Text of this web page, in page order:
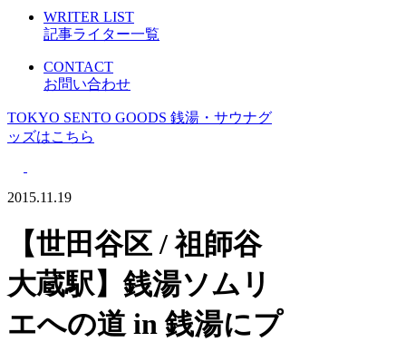
WRITER LIST
記事ライター一覧
CONTACT
お問い合わせ
TOKYO SENTO GOODS 銭湯・サウナグ
ッズはこちら
2015.11.19
【世田谷区 / 祖師谷
大蔵駅】銭湯ソムリ
エへの道 in 銭湯にプ